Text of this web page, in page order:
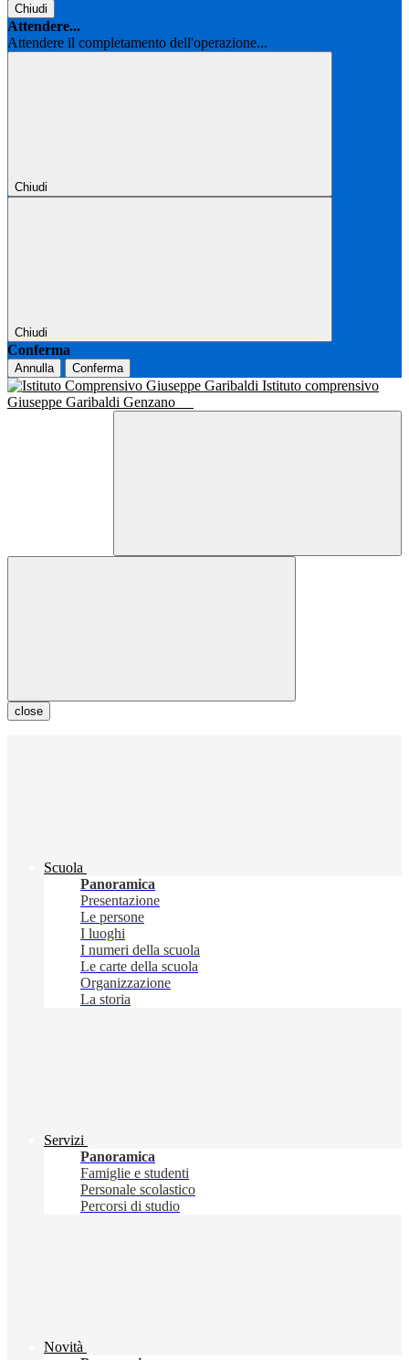
Chiudi
Attendere...
Attendere il completamento dell'operazione...
Chiudi
Chiudi
Conferma
Annulla Conferma
Istituto comprensivo
Giuseppe Garibaldi Genzano
close
Scuola
Panoramica
Presentazione
Le persone
I luoghi
I numeri della scuola
Le carte della scuola
Organizzazione
La storia
Servizi
Panoramica
Famiglie e studenti
Personale scolastico
Percorsi di studio
Novità